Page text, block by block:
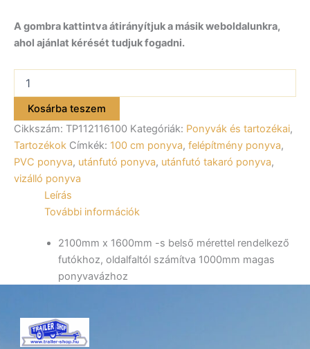
A gombra kattintva átirányítjuk a másik weboldalunkra,
ahol ajánlat kérését tudjuk fogadni.
100
cm-
ALFA
12116,
22116
utánfutóhoz
mennyiség
Kosárba teszem
Cikkszám: TP112116100 Kategóriák: Ponyvák és tartozékai,
Tartozékok Címkék: 100 cm ponyva, felépítmény ponyva,
PVC ponyva, utánfutó ponyva, utánfutó takaró ponyva,
vizálló ponyva
Leírás
További információk
2100mm x 1600mm -s belső mérettel rendelkező
futókhoz, oldalfaltól számítva 1000mm magas
ponyvavázhoz